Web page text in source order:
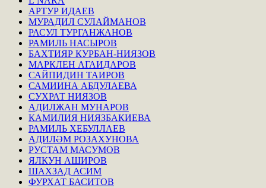
АРТУР ИДАЕВ
МУРАДИЛ СУЛАЙМАНОВ
РАСУЛ ТУРГАНЖАНОВ
РАМИЛЬ НАСЫРОВ
БАХТИЯР КУРБАН-НИЯЗОВ
МАРКЛЕН АГАИДАРОВ
САЙПИДИН ТАИРОВ
САМИИНА АБДУЛАЕВА
СУХРАТ НИЯЗОВ
АДИЛЖАН МУНАРОВ
КАМИЛИЯ НИЯЗБАКИЕВА
РАМИЛЬ ХЕБУЛЛАЕВ
АДИЛӘМ РОЗАХУНОВА
РУСТАМ МАСУМОВ
ЯЛКУН АШИРОВ
ШАХЗАД АСИМ
ФУРХАТ БАСИТОВ